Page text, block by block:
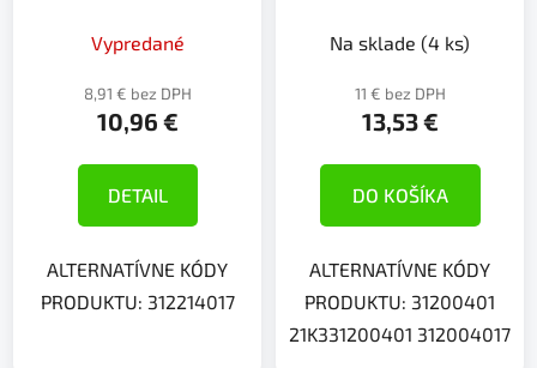
Vypredané
8,91 € bez DPH
10,96 €
DETAIL
ALTERNATÍVNE KÓDY
PRODUKTU: 312214017
Na sklade (4 ks)
11 € bez DPH
13,53 €
DO KOŠÍKA
ALTERNATÍVNE KÓDY
PRODUKTU: 31200401
21K331200401 312004017